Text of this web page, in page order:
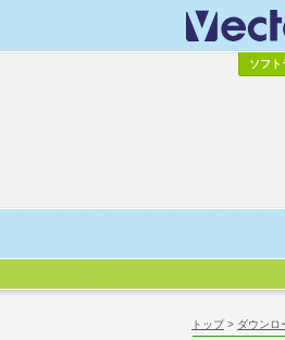
トップ> ダウンロ
ソフト